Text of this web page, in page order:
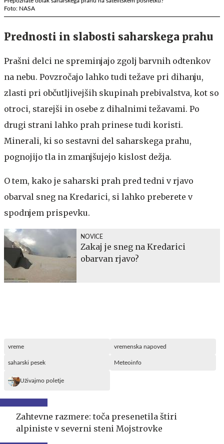
Foto: NASA
Prednosti in slabosti saharskega prahu
Prašni delci ne spreminjajo zgolj barvnih odtenkov
na nebu. Povzročajo lahko tudi težave pri dihanju,
zlasti pri občutljivejših skupinah prebivalstva, kot so
otroci, starejši in osebe z dihalnimi težavami. Po
drugi strani lahko prah prinese tudi koristi.
Minerali, ki so sestavni del saharskega prahu,
pognojijo tla in zmanjšujejo kislost dežja.
O tem, kako je saharski prah pred tedni v rjavo
obarval sneg na Kredarici, si lahko preberete v
spodnjem prispevku.
NOVICE
Zakaj je sneg na Kredarici
obarvan rjavo?
vreme vremenska napoved
saharski pesek Meteoinfo
Uživajmo poletje
Zahtevne razmere: toča presenetila štiri
alpiniste v severni steni Mojstrovke